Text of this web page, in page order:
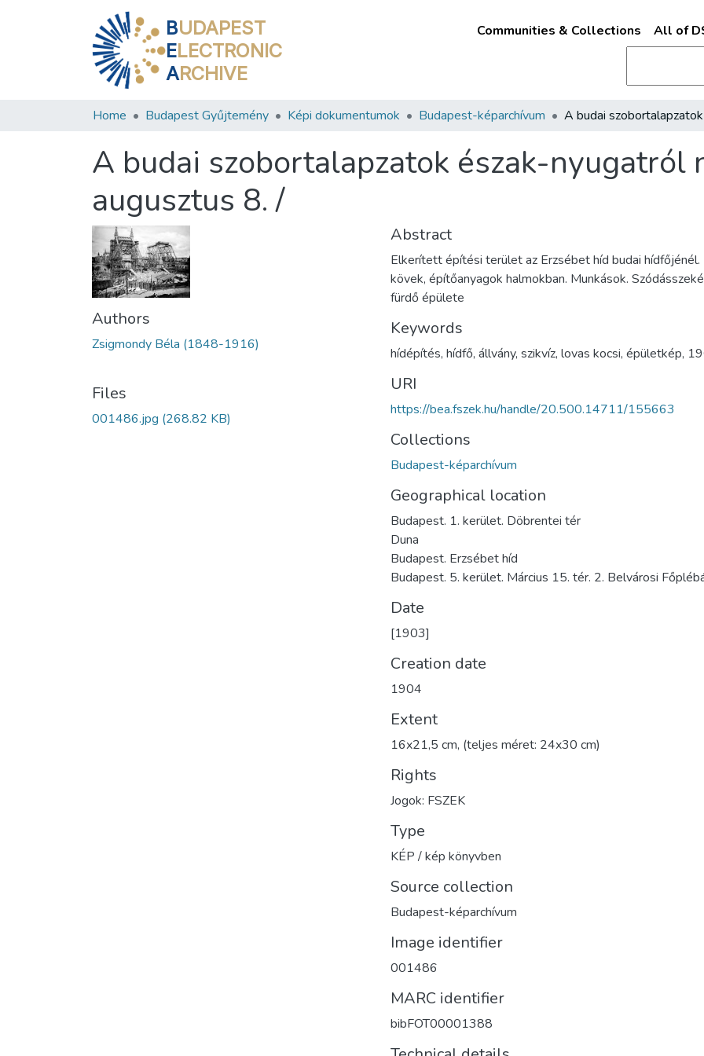
BUDAPEST
ELECTRONIC
ARCHIVE
Communities & Collections All of
Home Budapest Gyűjtemény Képi dokumentumok Budapest-képarchívum
A budai szobortalapzatok észak-nyugatról
augusztus 8. /
Authors
Zsigmondy Béla (1848-1916)
Files
001486.jpg (268.82 KB)
Abstract
Elkerített építési terület az Erzsébet híd budai
kövek, építőanyagok halmokban. Munkások.
fürdő épülete
Keywords
hídépítés, hídfő, állvány, szikvíz, lovas kocsi, épületkép,
URI
https://bea.fszek.hu/handle/20.500.14711/155663
Collections
Budapest-képarchívum
Geographical location
Budapest. 1. kerület. Döbrentei tér
Duna
Budapest. Erzsébet híd
Budapest. 5. kerület. Március 15. tér. 2. Belvárosi
Date
[1903]
Creation date
1904
Extent
16x21,5 cm, (teljes méret: 24x30 cm)
Rights
Jogok: FSZEK
Type
KÉP / kép könyvben
Source collection
Budapest-képarchívum
Image identifier
001486
MARC identifier
bibFOT00001388